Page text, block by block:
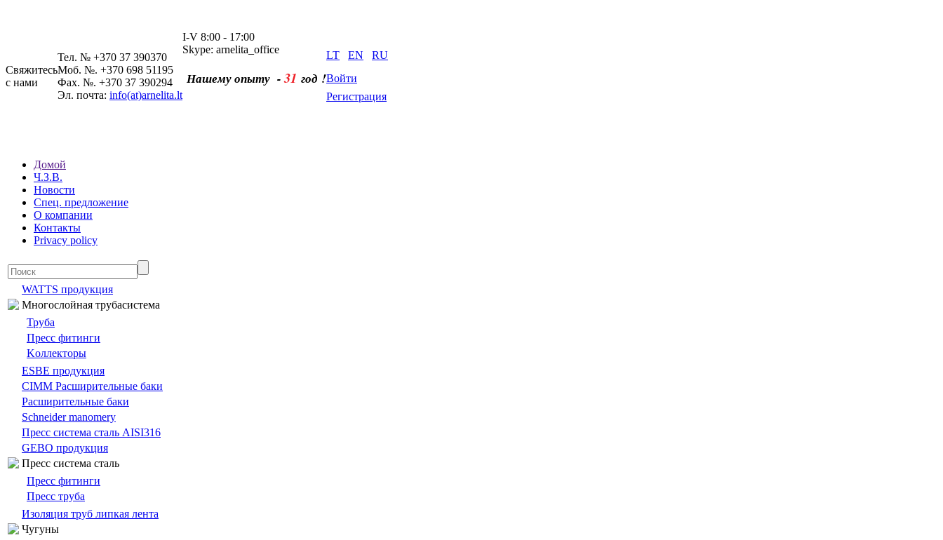
Свяжитесь
с нами
Тел. № +370 37 390370
Моб. №. +370 698 51195
Фах. №. +370 37 390294
Эл. почта: info(at)arnelita.lt
I-V 8:00 - 17:00
Skype: arnelita_office
Нашему опыту -31 год !
LT EN
RU
Войти
Регистрация
Домой
Ч.З.В.
Новости
Спец. предложение
О компании
Контакты
Privacy policy
WATTS продукция
Многослойная трубасистема
Труба
Пресс фитинги
Kоллекторы
ESBE продукция
CIMM Расширительные баки
Расширительные баки
Schneider manomery
Пресс система сталь AISI316
GEBO продукция
Пресс система сталь
Пресс фитинги
Пресс труба
Изоляция труб липкая лента
Чугуны